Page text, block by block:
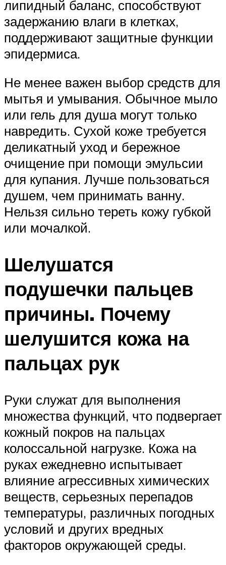
липидный баланс, способствуют
задержанию влаги в клетках,
поддерживают защитные функции
эпидермиса.
Не менее важен выбор средств для
мытья и умывания. Обычное мыло
или гель для душа могут только
навредить. Сухой коже требуется
деликатный уход и бережное
очищение при помощи эмульсии
для купания. Лучше пользоваться
душем, чем принимать ванну.
Нельзя сильно тереть кожу губкой
или мочалкой.
Шелушатся
подушечки пальцев
причины. Почему
шелушится кожа на
пальцах рук
Руки служат для выполнения
множества функций, что подвергает
кожный покров на пальцах
колоссальной нагрузке. Кожа на
руках ежедневно испытывает
влияние агрессивных химических
веществ, серьезных перепадов
температуры, различных погодных
условий и других вредных
факторов окружающей среды.